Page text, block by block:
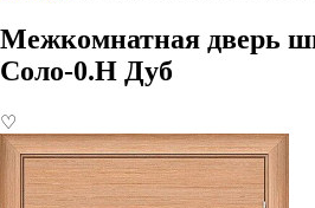
Межкомнатная дверь
Соло-0.H Дуб
♡